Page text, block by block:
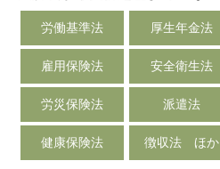
労働基準法 厚生年金法
雇用保険法 安全衛生法
労災保険法 派遣法
健康保険法 徴収法 ほか